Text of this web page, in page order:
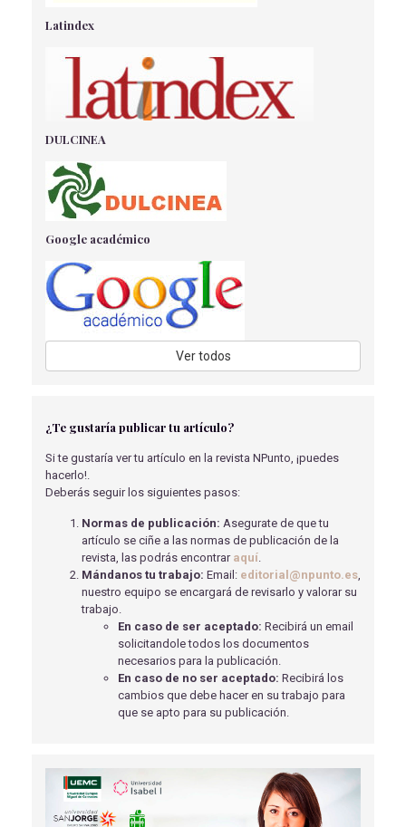
INFECCIONES DE LA HERIDA QUIRÚRGICA.
Rubio Beltrán J.M.- 02/04/2018
CONTROL DE LA ANSIEDAD EN EL PACIENTE
Millán García G.M.
PERFORACIÓN UTERINA COMO URGENCIA
GINECOLÓGICA.
Jiménez Hernández L. - 02/04/2018
FACTORES DEL ESTILO DE VIDA QUE INFLUYEN EN LOS
PATRONES DIETÉTICOS DE LOS PROFESORES
UNIVERSITARIOS
Mohatar-Barba, M., López-Olivares, M., Fernández-Aparicio, A.,
Fernández-Gómez, E., Enrique-Mirón, C
ATENCIÓN DE ENFERMERÍA EN PACIENTES
INTERVENIDOS POR HIPERPLASIA BENIGNA DE
COMPLICACIONES ASOCIADAS A LA CIRUGÍA POR
LAPAROSCOPIA.
López Furión G.
EJERCICIO FÍSICO Y ALIMENTACIÓN
BERMÚDEZ ALONSO, J
- 15/05/2018
REVISIÓN BIBLIOGRÁFICA - SALUD DIGITAL Y COVID-
Gracia Gómez, C - 15/09/2020
RCP BÁSICA Y DESFIBRILACIÓN EXTERNA EN EL
PACIENTE ADULTO EN SITUACIONES ESPECIALES
Corral Fernández, M.- 01/06/2019
ARTÍCULO DE REVISIÓN - GESTIÓN DEL CUIDADO DE
ENFERMERÍA EN LA ATENCIÓN AL PACIENTE CON
SÍNDROME DE DISFUNCIÓN MULTIORGÁNICA
EL USO CHECK-LIST EN QUIRÓFANO.
García Lobato M.- 02/04/2018
DISFEMIA
Latindex
DULCINEA
Google académico
Ver todos
¿Te gustaría publicar tu artículo?
Si te gustaría ver tu artículo en la revista NPunto, ¡puedes
hacerlo!.
Deberás seguir los siguientes pasos:
Normas de publicación: Asegurate de que tu
artículo se ciñe a las normas de publicación de la
revista, las podrás encontrar aquí.
Mándanos tu trabajo: Email: editorial@npunto.es,
nuestro equipo se encargará de revisarlo y valorar su
trabajo.
En caso de ser aceptado: Recibirá un email
solicitandole todos los documentos
necesarios para la publicación.
En caso de no ser aceptado: Recibirá los
cambios que debe hacer en su trabajo para
que se apto para su publicación.